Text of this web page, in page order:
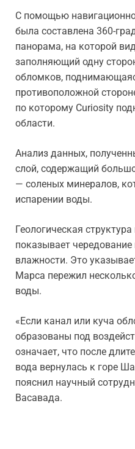
С помощью
была составлена 360-
панорама, на которой
заполняющий одну
обломков,
противоположной
по которому Curiosity
области.
Анализ данных,
слой, содержащий
— соленых минералов,
испарении воды.
Геологическая
показывает чередование
влажности. Это
Марса пережил
воды.
«Если канал или куча
образованы под
означает, что после
вода вернулась к горе
пояснил научный
Васавада.